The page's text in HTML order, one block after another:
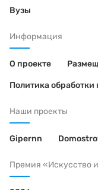
Вузы
Информация
О проекте
Политика
Наши проекты
Gipernn
Премия «Искусство